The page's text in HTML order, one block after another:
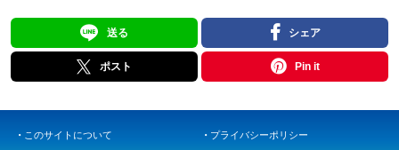
送る シェア
ポスト Pin it
このサイトについて プライバシーポリシー